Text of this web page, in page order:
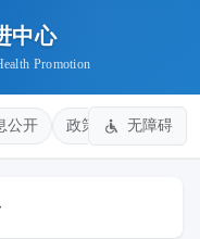
中心
Promotion
公开 政策法规 健康
无障碍